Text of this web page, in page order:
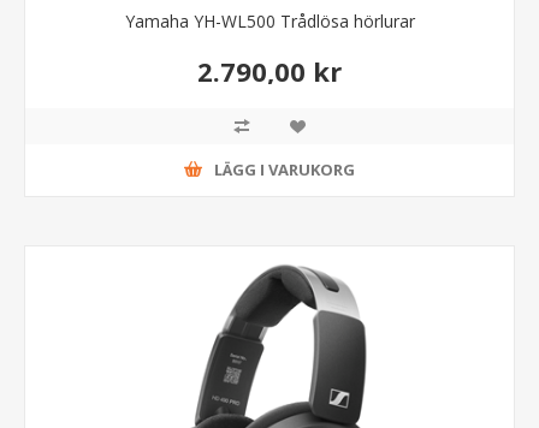
Yamaha YH-WL500 Trådlösa hörlurar
2.790,00 kr
LÄGG I VARUKORG